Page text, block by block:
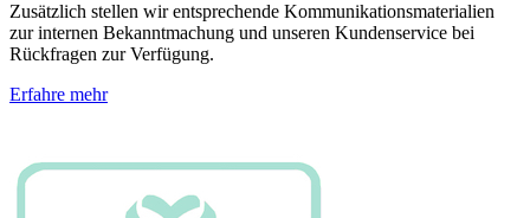
Zusätzlich stellen wir entsprechende Kommunikationsmaterialien
zur internen Bekanntmachung und unseren Kundenservice bei
Rückfragen zur Verfügung.
Erfahre mehr